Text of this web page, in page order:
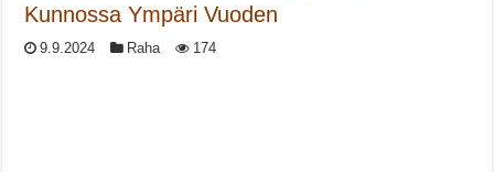
Kunnossa Ympäri Vuoden
9.9.2024 Raha 174